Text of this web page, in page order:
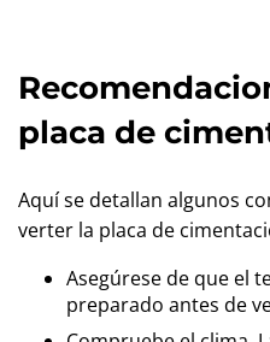
placa de
Aquí se detallan algunos
verter la placa de
Asegúrese de que el
preparado antes de